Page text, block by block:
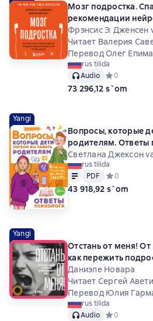
Мозг подростка.
рекомендации
родителей
Фрэнсис Э. Дженсен
Читает Валерия
Перевод Олег
rus tilida
Audio
Средний
0
73 296,12 s`om
Yangi
Вопросы, которые
родителям. Ответы
Светлана Джексон
rus tilida
Matn
PDF
PDF Средний
0
43 918,92 s`om
Yangi
Отстань от меня!
как пережить
Даниэле Новара
Читает Сергей
Перевод Юлия
rus tilida
Audio
Средний
0